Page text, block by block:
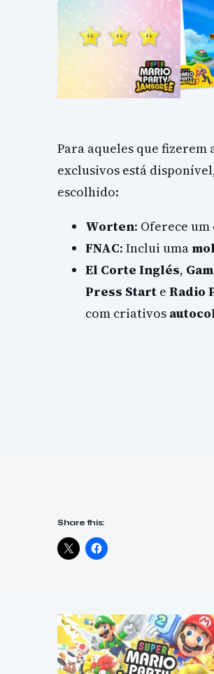
Para aqueles que
exclusivos está
escolhido:
Worten: Oferece
FNAC: Inclui uma
El Corte Inglés,
Press Start e Radio
com criativos
Share this: